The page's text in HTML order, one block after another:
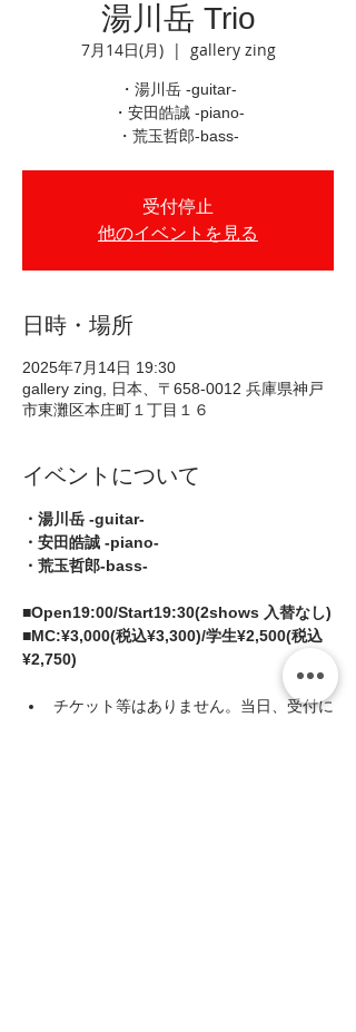
湯川岳 Trio
7月14日(月)
  |
gallery zing
・湯川岳 -guitar-
・安田皓誠 -piano-
・荒玉哲郎-bass-
受付停止
他のイベントを見る
日時・場所
2025年7月14日 19:30
gallery zing, 日本、〒658-0012 兵庫県神戸
市東灘区本庄町１丁目１６
イベントについて
・湯川岳 -guitar-
・安田皓誠 -piano-
・荒玉哲郎-bass-
■Open19:00/Start19:30(2shows 入替なし)
■MC:¥3,000(税込¥3,300)/学生¥2,500(税込
¥2,750)
チケット等はありません。当日、受付に